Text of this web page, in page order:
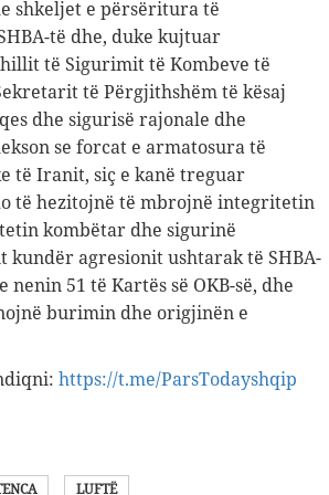
shkeljet e përsëritura të
të dhe, duke kujtuar
të Sigurimit të Kombeve të
të Përgjithshëm të kësaj
dhe sigurisë rajonale dhe
se forcat e armatosura të
të Iranit, siç e kanë treguar
të hezitojnë të mbrojnë integritetin
kombëtar dhe sigurinë
agresionit ushtarak të SHBA-
nenin 51 të Kartës së OKB-së, dhe
burimin dhe origjinën e
https://t.me/ParsTodayshqip
LUFTË